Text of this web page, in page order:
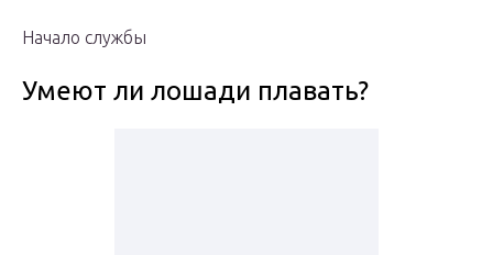
Начало службы
Умеют ли лошади плавать?